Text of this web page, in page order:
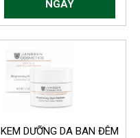
NGAY
KEM DƯỠNG DA BAN ĐÊM